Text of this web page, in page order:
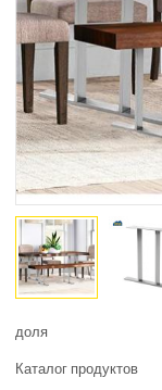
доля
Каталог продуктов